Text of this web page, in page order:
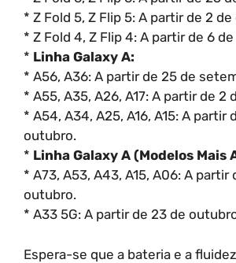
* Z Fold 5, Z Flip 5: A partir de 2
* Z Fold 4, Z Flip 4: A partir de 6
* Linha Galaxy A:
* A56, A36: A partir de 25 de
* A55, A35, A26, A17: A partir de 2
* A54, A34, A25, A16, A15: A partir
outubro.
* Linha Galaxy A (Modelos Mais
* A73, A53, A43, A15, A06: A partir
outubro.
* A33 5G: A partir de 23 de
Espera-se que a bateria e a